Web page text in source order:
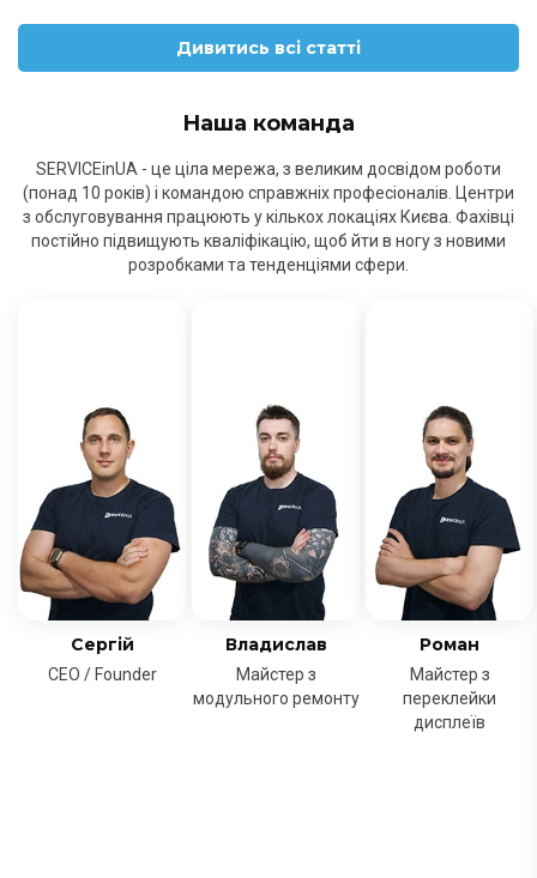
Дивитись всі статті
Наша команда
SERVICEinUA - це ціла мережа, з великим досвідом роботи
(понад 10 років) і командою справжніх професіоналів. Центри
з обслуговування працюють у кількох локаціях Києва. Фахівці
постійно підвищують кваліфікацію, щоб йти в ногу з новими
розробками та тенденціями сфери.
Сергій
CEO / Founder
Владислав
Майстер з
модульного ремонту
Роман
Майстер з
переклейки
дисплеїв